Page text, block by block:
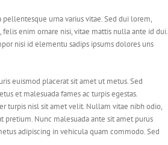
urna varius vitae. Sed dui lorem,
enim ornare nisi, vitae mattis nulla ante id dui.
nisi id elementu sadips ipsums dolores uns
euismod placerat sit amet ut metus. Sed
et malesuada fames ac turpis egestas.
turpis nisl sit amet velit. Nullam vitae nibh odio,
pretium. Nunc malesuada ante sit amet purus
adipiscing in vehicula quam commodo. Sed